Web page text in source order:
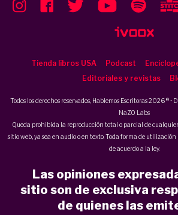
Tienda libros USA Podcast
Editoriales y revistas
Todos los derechos reservados, Hablemos Escritoras 2026 ® •
NaZO Labs
Queda prohibida la reproducción total o parcial de
sitio web, ya sea en audio o en texto. Toda forma de
de acuerdo a la ley.
Las opiniones
sitio son de exclusiva
de quienes las